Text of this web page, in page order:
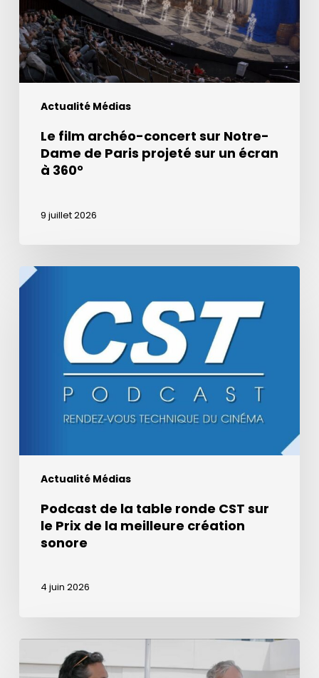
Actualité Médias
Dame
de
Paris
projeté
360°
Le film archéo-concert sur Notre-
Dame de Paris projeté sur un écran
à 360°
9 juillet 2026
Actualité Médias
Podcast
meilleure
sonorePodcast de la table ronde CST sur
le Prix de la meilleure création
sonore
4 juin 2026
de